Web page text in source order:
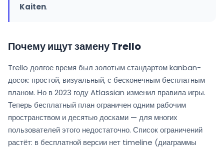
Kaiten.
Почему ищут замену Trello
Trello долгое время был золотым стандартом kanban-
досок: простой, визуальный, с бесконечным бесплатным
планом. Но в 2023 году Atlassian изменил правила игры.
Теперь бесплатный план ограничен одним рабочим
пространством и десятью досками — для многих
пользователей этого недостаточно. Список ограничений
растёт: в бесплатной версии нет timeline (диаграммы